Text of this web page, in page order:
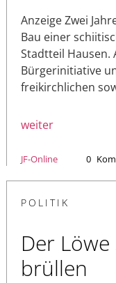
Anzeige Zwei
Bau einer
Stadtteil
Bürgerinitiative
freikirchlichen
weiter
JF-Online 0
POLITIK
Der
brüllen